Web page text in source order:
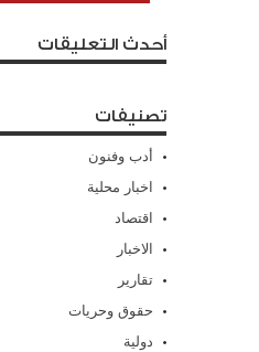
أحدث التعليقات
تصنيفات
أدب وفنون
اخبار محلية
اقتصاد
الاخبار
تقارير
حقوق وحريات
دولية